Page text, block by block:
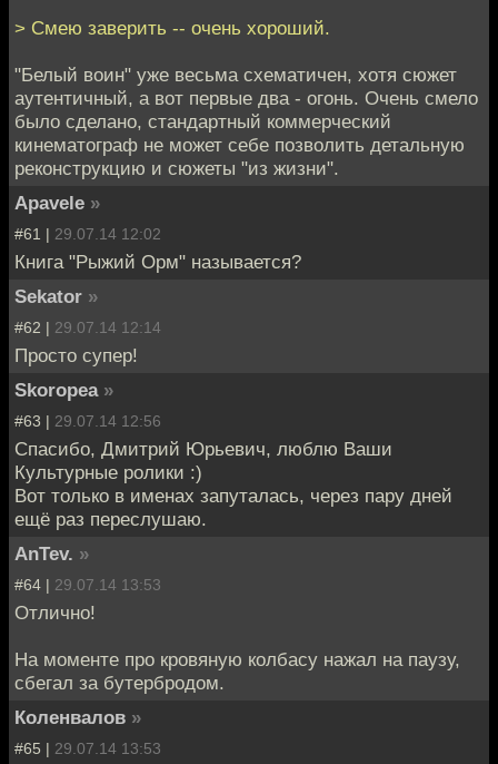
> Смею заверить -- очень хороший.
"Белый воин" уже весьма схематичен, хотя сюжет
аутентичный, а вот первые два - огонь. Очень смело
было сделано, стандартный коммерческий
кинематограф не может себе позволить детальную
реконструкцию и сюжеты "из жизни".
Apavele »
#61 | 29.07.14 12:02
Книга "Рыжий Орм" называется?
Sekator »
#62 | 29.07.14 12:14
Просто супер!
Skoropea »
#63 | 29.07.14 12:56
Спасибо, Дмитрий Юрьевич, люблю Ваши
Культурные ролики :)
Вот только в именах запуталась, через пару дней
ещё раз переслушаю.
AnTev. »
#64 | 29.07.14 13:53
Отлично!
На моменте про кровяную колбасу нажал на паузу,
сбегал за бутербродом.
Коленвалов »
#65 | 29.07.14 13:53